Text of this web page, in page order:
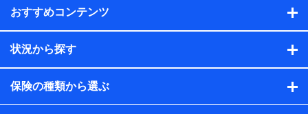
保険契約情報
当社または株式会社NTTドコモ・フィナンシャルグルー
プが取得し、又は保有する保険契約に関する情報。例と
して、保険契約者及び被保険者の氏名、住所、生年月
日、性別、保険契約者と被保険者の関係、保険加入の目
的、保険商品の内容、保険料、保険料のお支払方法、車
のメーカーや走行距離などの情報、建物の構造や築年数
などの情報、ペットの種類や年齢などの情報などが含ま
おすすめコンテンツ
状況から探す
保険の種類から選ぶ